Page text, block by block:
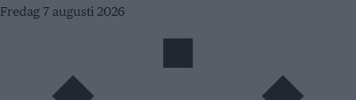
Skip
Fredag 7 augusti 2026